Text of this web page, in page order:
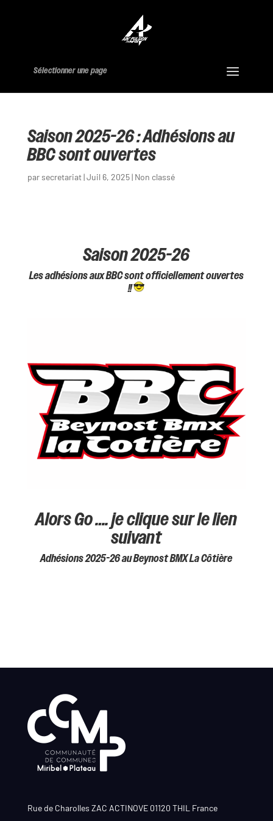
Sélectionner une page
Saison 2025-26 : Adhésions au
BBC sont ouvertes
par secretariat|Juil 6, 2025| Non classé
Saison 2025-26
Les adhésions aux BBC sont officiellement ouvertes
!!
Alors Go …. je clique sur le lien
suivant
Adhésions 2025-26 au Beynost BMX La Côtière
Rue de Charolles ZAC ACTINOVE 01120 THIL France